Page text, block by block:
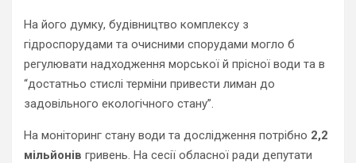
На його думку, будівництво комплексу з
гідроспорудами та очисними спорудами могло б
регулювати надходження морської й прісної води та в
“достатньо стислі терміни привести лиман до
задовільного екологічного стану”.
На моніторинг стану води та дослідження потрібно 2,2
мільйонів гривень. На сесії обласної ради депутати